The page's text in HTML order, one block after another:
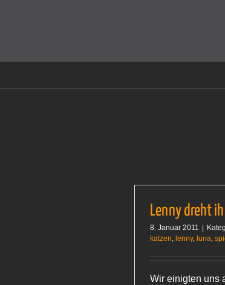
Lenny dreht
8. Januar 2011
katzen, lenny, luna,
Wir einigten uns
Cookies helfen auf auf dieser Seite bei der